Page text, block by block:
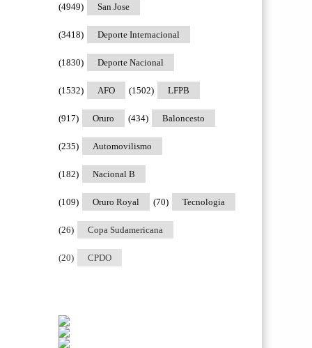
San Jose
(4949)
Deporte Internacional
(3418)
Deporte Nacional
(1830)
AFO
(1532) LFPB
(1502)
Oruro
(917) Baloncesto
(434)
Automovilismo
(235)
Nacional B
(182)
Oruro Royal
(109) Tecnologia
(70)
Copa Sudamericana
(26)
CPDO
(20)